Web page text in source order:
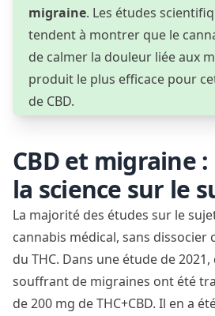
migraine. Les études
tendent à montrer que le
de calmer la douleur liée aux
produit le plus efficace pour
de CBD.
CBD et migraine
la science sur le
La majorité des études sur le
cannabis médical, sans dissocier
du THC. Dans une étude de
souffrant de migraines ont été
de 200 mg de THC+CBD. Il en a